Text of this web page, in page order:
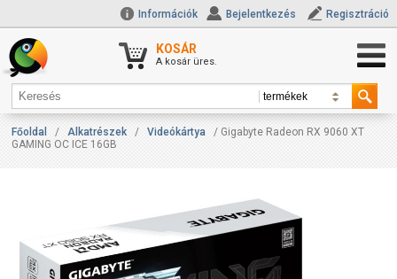
Információk Bejelentkezés Regisztráció
KOSÁR
A kosár üres.
Főoldal / Alkatrészek / Videókártya
/ Gigabyte Radeon RX 9060 XT
GAMING OC ICE 16GB